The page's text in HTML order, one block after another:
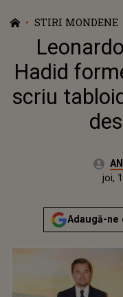
STIRI MONDENE
Hadid
scriu
Autor:
miercuri, 14 septembrie
joi,
Adaugă-ne